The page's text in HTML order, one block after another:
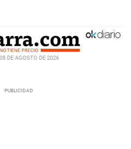
DE AGOSTO DE 2026